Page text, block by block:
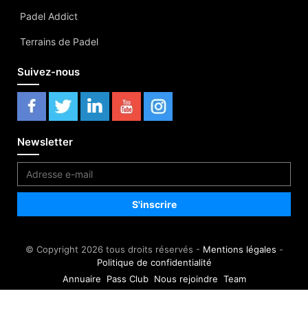
Padel Addict
Terrains de Padel
Suivez-nous
Newsletter
© Copyright 2026 tous droits réservés - Mentions légales -
Politique de confidentialité
Annuaire
Pass Club Nous rejoindre Team